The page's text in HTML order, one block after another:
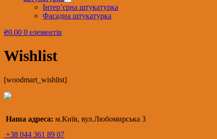
Інтер’єрна штукатурка
Фасадна штукатурка
₴0.00 0 елементів
Wishlist
[woodmart_wishlist]
Наша адреса: м.Київ, вул.Любомирська 3
+38 044 361 89 07